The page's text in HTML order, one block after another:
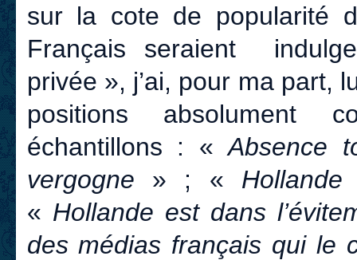
sur la cote de popularité
Français seraient
privée », j’ai, pour ma part,
positions absolument
échantillons : «Absence
vergogne » ; «
« Hollande est dans
des médias français qui le